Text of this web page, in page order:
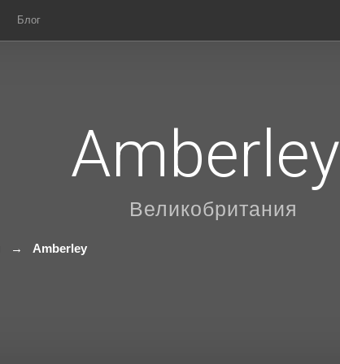
Блог
Amberley
Великобритания
Amberley